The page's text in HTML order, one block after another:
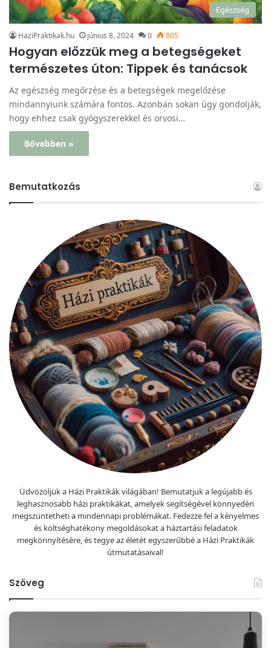
Egészség
HaziPraktikak.hu június 8, 2024 0 805
Hogyan előzzük meg a betegségeket
természetes úton: Tippek és tanácsok
Az egészség megőrzése és a betegségek megelőzése
mindannyiunk számára fontos. Azonban sokan úgy gondolják,
hogy ehhez csak gyógyszerekkel és orvosi…
Bővebben »
Bemutatkozás
Üdvözöljük a Házi Praktikák világában! Bemutatjuk a legújabb és
leghasznosabb házi praktikákat, amelyek segítségével könnyedén
megszüntetheti a mindennapi problémákat. Fedezze fel a kényelmes
és költséghatékony megoldásokat a háztartási feladatok
megkönnyítésére, és tegye az életét egyszerűbbé a Házi Praktikák
útmutatásaival!
Szöveg